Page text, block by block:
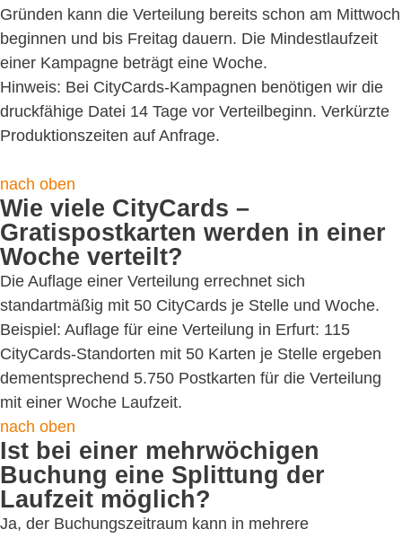
Gründen kann die Verteilung bereits schon am Mittwoch
beginnen und bis Freitag dauern. Die Mindestlaufzeit
einer Kampagne beträgt eine Woche.
Hinweis: Bei CityCards-Kampagnen benötigen wir die
druckfähige Datei 14 Tage vor Verteilbeginn. Verkürzte
Produktionszeiten auf Anfrage.
nach oben
Wie viele CityCards –
Gratispostkarten werden in einer
Woche verteilt?
Die Auflage einer Verteilung errechnet sich
standartmäßig mit 50 CityCards je Stelle und Woche.
Beispiel: Auflage für eine Verteilung in Erfurt: 115
CityCards-Standorten mit 50 Karten je Stelle ergeben
dementsprechend 5.750 Postkarten für die Verteilung
mit einer Woche Laufzeit.
nach oben
Ist bei einer mehrwöchigen
Buchung eine Splittung der
Laufzeit möglich?
Ja, der Buchungszeitraum kann in mehrere